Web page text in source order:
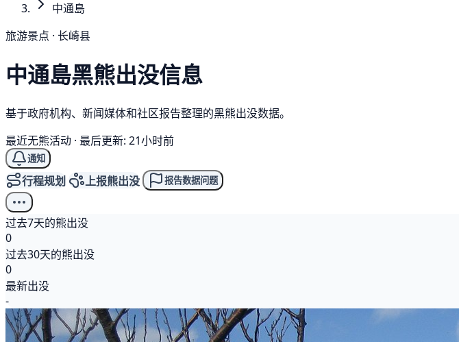
中通島
旅游景点 · 长崎县
中通島黑熊出没信息
基于政府机构、新闻媒体和社区报告整理的黑熊出没数据。
最近无熊活动 · 最后更新: 21小时前
通知
行程规划 上报熊出没 报告数据问题
过去7天的熊出没
0
过去30天的熊出没
0
最新出没
-